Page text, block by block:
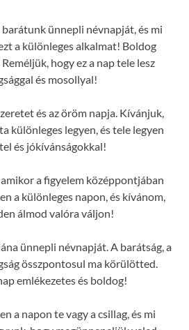
ünnepli névnapját, és mi
a különleges alkalmat! Boldog
hogy ez a nap tele lesz
és mosollyal!
és az öröm napja. Kívánjuk,
különleges legyen, és tele legyen
és jókívánságokkal!
amikor a figyelem középpontjában
a különleges napon, és kívánom,
álmod valóra váljon!
ünnepli névnapját. A barátság, a
összpontosul ma körülötted.
emlékezetes és boldog!
a napon te vagy a csillag, és mi